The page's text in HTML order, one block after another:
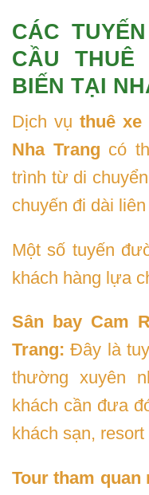
CÁC
CẦU
BIẾN TẠI
Dịch vụ thuê xe
Nha Trang có
trình từ di
chuyến đi dài liên
Một số tuyến
khách hàng lựa
Sân bay Cam
Trang: Đây là
thường xuyên
khách cần đưa
khách sạn,
Tour tham quan